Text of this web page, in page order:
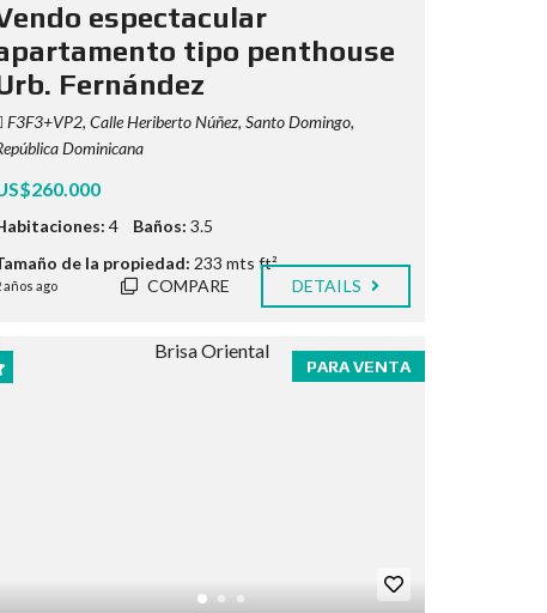
espectacular
tipo penthouse
Fernández
F3F3+VP2, Calle Heriberto Núñez, Santo Domingo,
Dominicana
4 Baños: 3.5
de la propiedad: 233 mts ft²
años ago COMPARE DETAILS
PARA VENTA